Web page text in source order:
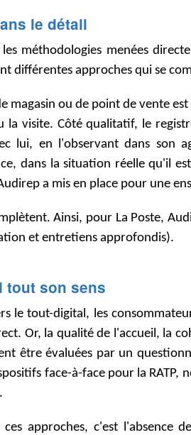
le détail
méthodologies menées
différentes approches qui se
ou de point de vente
la visite. Côté qualitatif, le
lui, en l'observant dans son
dans la situation réelle qu'il
a mis en place pour une
Ainsi, pour La Poste,
et entretiens approfondis).
tout son sens
le tout-digital, les
Or, la qualité de l'accueil, la
être évaluées par un
face-à-face pour la
approches, c'est